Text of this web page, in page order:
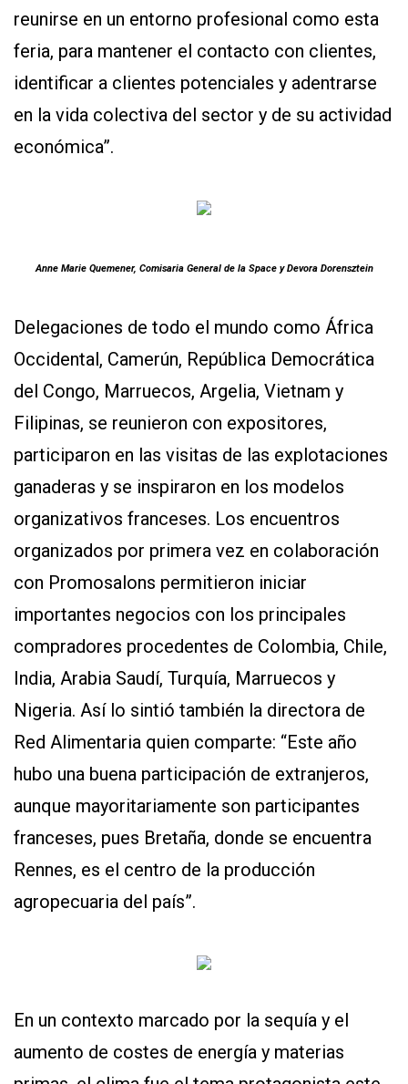
reunirse en un entorno profesional como esta
feria, para mantener el contacto con clientes,
identificar a clientes potenciales y adentrarse
en la vida colectiva del sector y de su actividad
económica”.
Anne Marie Quemener, Comisaria General de la Space y Devora Dorensztein
Delegaciones de todo el mundo como África
Occidental, Camerún, República Democrática
del Congo, Marruecos, Argelia, Vietnam y
Filipinas, se reunieron con expositores,
participaron en las visitas de las explotaciones
ganaderas y se inspiraron en los modelos
organizativos franceses. Los encuentros
organizados por primera vez en colaboración
con Promosalons permitieron iniciar
importantes negocios con los principales
compradores procedentes de Colombia, Chile,
India, Arabia Saudí, Turquía, Marruecos y
Nigeria. Así lo sintió también la directora de
Red Alimentaria quien comparte: “Este año
hubo una buena participación de extranjeros,
aunque mayoritariamente son participantes
franceses, pues Bretaña, donde se encuentra
Rennes, es el centro de la producción
agropecuaria del país”.
En un contexto marcado por la sequía y el
aumento de costes de energía y materias